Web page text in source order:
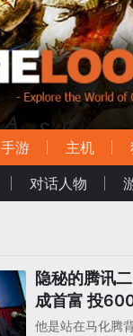
手游 主机
对话人物
隐秘的腾讯
成首富 投
亿
他是站在马化腾